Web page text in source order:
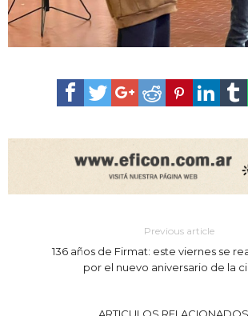
Previous article
136 años de Firmat: este viernes se
por el nuevo aniversario de la